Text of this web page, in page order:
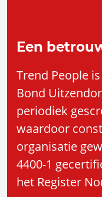
Een
Trend People
Bond
periodiek
waardoor
organisatie
4400-1
het Register